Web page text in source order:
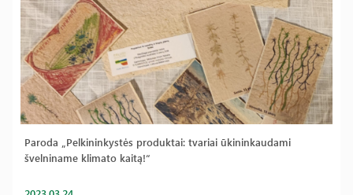
Paroda „Pelkininkystės produktai: tvariai ūkininkaudami
švelniname klimato kaitą!“